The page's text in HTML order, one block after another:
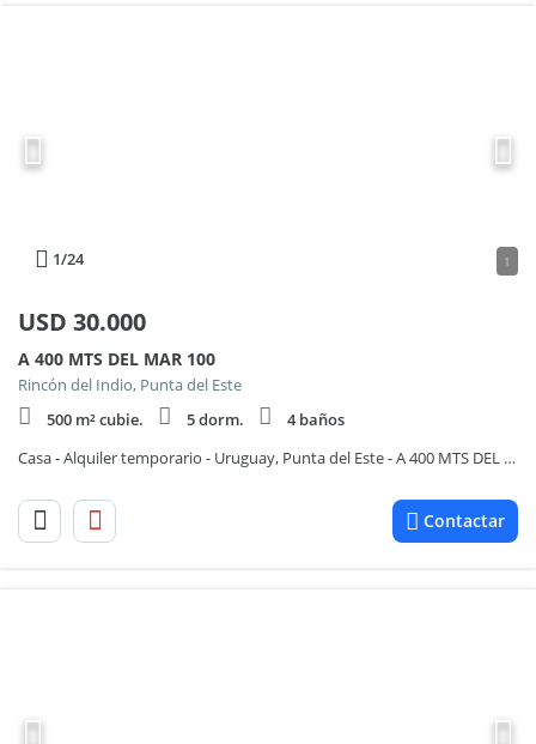
1/24 1
USD 30.000
A 400 MTS DEL MAR 100
Rincón del Indio, Punta del Este
500 m² cubie.
5 dorm.
4 baños
Casa - Alquiler temporario - Uruguay, Punta del Este - A 400 MTS DEL MAR 100
Contactar